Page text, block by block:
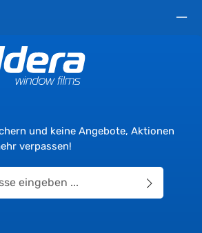
und keine Angebote, Aktionen
verpassen!